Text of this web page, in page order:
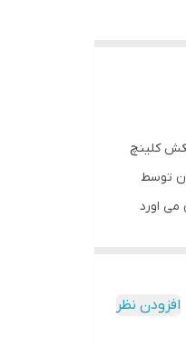
کلینچ
توسط
اورد
در
افزودن نظر